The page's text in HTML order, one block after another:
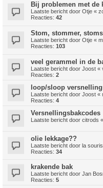
Bij problemen met de
Laatste bericht door Otje «
Reacties: 42
Stom, stommer,
Laatste bericht door Otje «
Reacties: 103
veel gerammel in de
Laatste bericht door Joost «
Reacties: 2
loop/sloop
Laatste bericht door Joost «
Reacties: 4
Versnellingsbakcodes
Laatste bericht door citrods «
olie lekkage??
Laatste bericht door la souris
Reacties: 34
krakende bak
Laatste bericht door Jan
Reacties: 5